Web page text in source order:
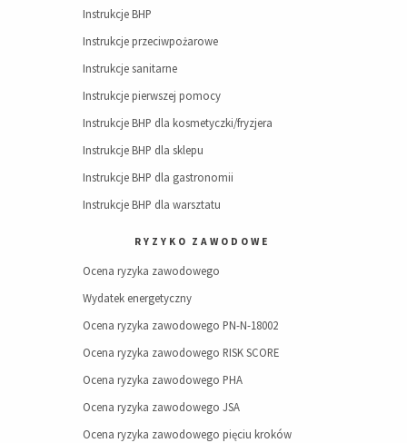
Instrukcje BHP
Instrukcje przeciwpożarowe
Instrukcje sanitarne
Instrukcje pierwszej pomocy
Instrukcje BHP dla kosmetyczki/fryzjera
Instrukcje BHP dla sklepu
Instrukcje BHP dla gastronomii
Instrukcje BHP dla warsztatu
RYZYKO ZAWODOWE
Ocena ryzyka zawodowego
Wydatek energetyczny
Ocena ryzyka zawodowego PN-N-18002
Ocena ryzyka zawodowego RISK SCORE
Ocena ryzyka zawodowego PHA
Ocena ryzyka zawodowego JSA
Ocena ryzyka zawodowego pięciu kroków